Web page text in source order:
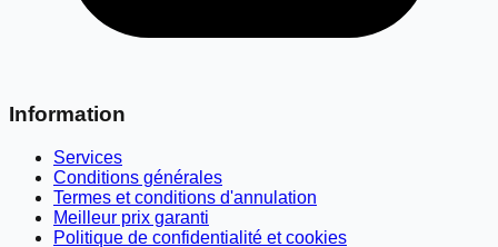
Information
Services
Conditions générales
Termes et conditions d'annulation
Meilleur prix garanti
Politique de confidentialité et cookies